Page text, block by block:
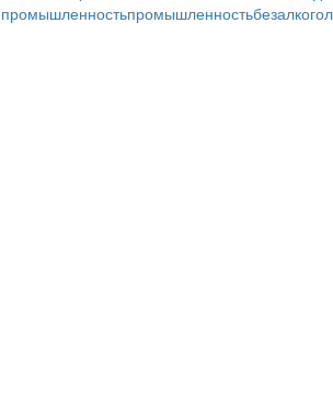
промышленностьпромышленность